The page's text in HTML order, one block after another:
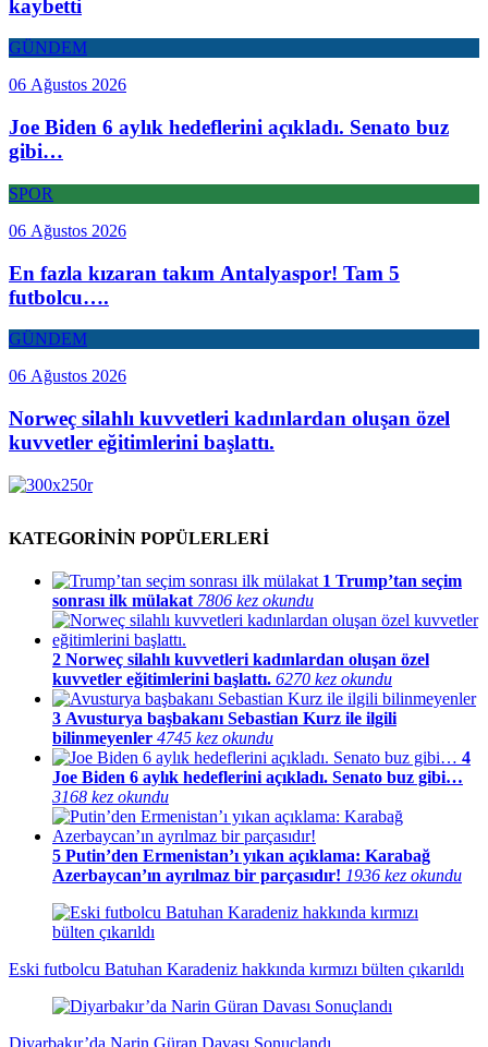
kaybetti
GÜNDEM
06 Ağustos 2026
Joe Biden 6 aylık hedeflerini açıkladı. Senato buz
gibi…
SPOR
06 Ağustos 2026
En fazla kızaran takım Antalyaspor! Tam 5
futbolcu….
GÜNDEM
06 Ağustos 2026
Norweç silahlı kuvvetleri kadınlardan oluşan özel
kuvvetler eğitimlerini başlattı.
KATEGORİNİN POPÜLERLERİ
1 Trump’tan seçim
sonrası ilk mülakat 7806 kez okundu
2 Norweç silahlı kuvvetleri kadınlardan oluşan özel
kuvvetler eğitimlerini başlattı. 6270 kez okundu
3 Avusturya başbakanı Sebastian Kurz ile ilgili
bilinmeyenler 4745 kez okundu
4
Joe Biden 6 aylık hedeflerini açıkladı. Senato buz gibi…
3168 kez okundu
5 Putin’den Ermenistan’ı yıkan açıklama: Karabağ
Azerbaycan’ın ayrılmaz bir parçasıdır! 1936 kez okundu
Eski futbolcu Batuhan Karadeniz hakkında kırmızı bülten çıkarıldı